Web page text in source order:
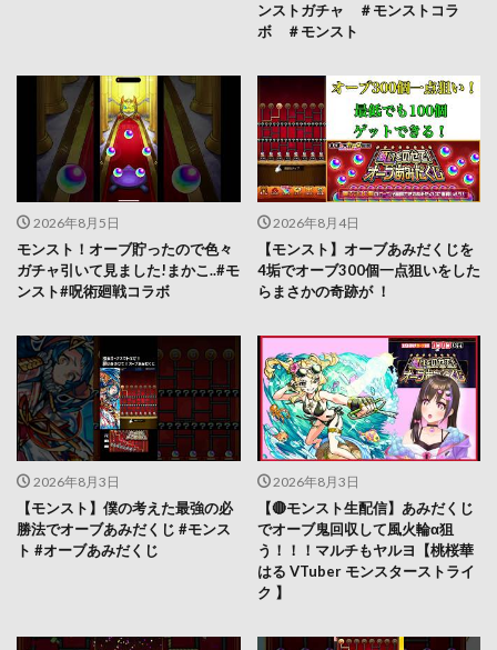
ンストガチャ ＃モンストコラ
ボ ＃モンスト
2026年8月5日
モンスト！オーブ貯ったので色々
ガチャ引いて見ました!まかこ..#モ
ンスト#呪術廻戦コラボ
2026年8月4日
【モンスト】オーブあみだくじを
4垢でオーブ300個一点狙いをした
らまさかの奇跡が ！
2026年8月3日
【モンスト】僕の考えた最強の必
勝法でオーブあみだくじ #モンス
ト #オーブあみだくじ
2026年8月3日
【🔴モンスト生配信】あみだくじ
でオーブ鬼回収して風火輪α狙
う！！！マルチもヤルヨ【桃桜華
はる VTuber モンスターストライ
ク 】